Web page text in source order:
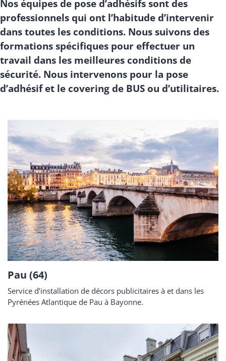
Nos équipes de pose d’adhésifs sont des
professionnels qui ont l’habitude d’intervenir
dans toutes les conditions. Nous suivons des
formations spécifiques pour effectuer un
travail dans les meilleures conditions de
sécurité. Nous intervenons pour la pose
d’adhésif et le covering de BUS ou d’utilitaires.
Pau (64)
Service d’installation de décors publicitaires à et dans les
Pyrénées Atlantique de Pau à Bayonne.